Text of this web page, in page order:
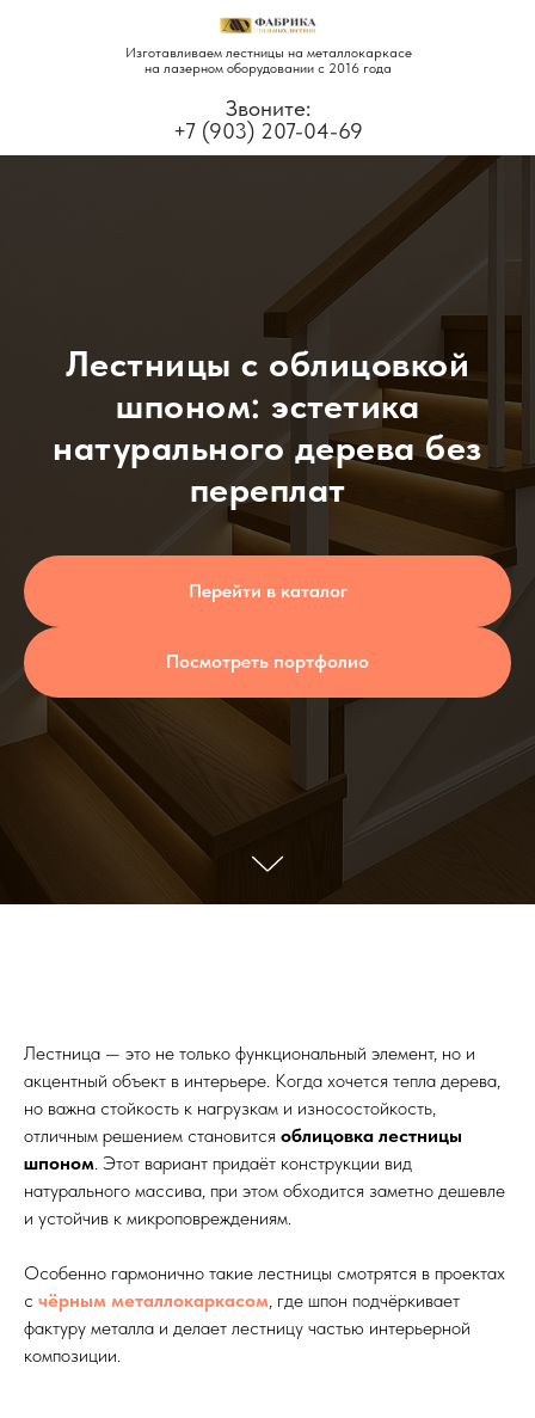
+7 (903) 207-04-69
Звоните:
Изготавливаем лестницы на металлокаркасе
на лазерном оборудовании с 2016 года
Лестницы с облицовкой
шпоном: эстетика
натурального дерева без
переплат
Перейти в каталог
Посмотреть портфолио
Лестница — это не только функциональный элемент, но и
акцентный объект в интерьере. Когда хочется тепла дерева,
но важна стойкость к нагрузкам и износостойкость,
отличным решением становится облицовка лестницы
шпоном. Этот вариант придаёт конструкции вид
натурального массива, при этом обходится заметно дешевле
и устойчив к микроповреждениям.
Особенно гармонично такие лестницы смотрятся в проектах
с чёрным металлокаркасом, где шпон подчёркивает
фактуру металла и делает лестницу частью интерьерной
композиции.